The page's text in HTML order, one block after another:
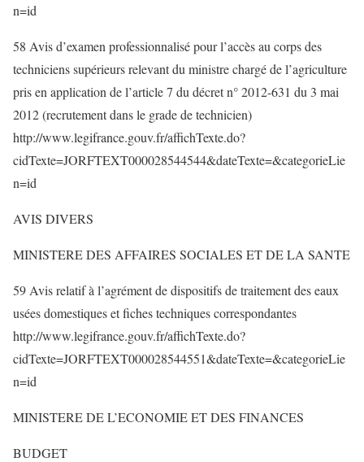
n=id
58 Avis d’examen professionnalisé pour l’accès au corps des
techniciens supérieurs relevant du ministre chargé de l’agriculture
pris en application de l’article 7 du décret n° 2012-631 du 3 mai
2012 (recrutement dans le grade de technicien)
http://www.legifrance.gouv.fr/affichTexte.do?
cidTexte=JORFTEXT000028544544&dateTexte=&categorieLie
n=id
AVIS DIVERS
MINISTERE DES AFFAIRES SOCIALES ET DE LA SANTE
59 Avis relatif à l’agrément de dispositifs de traitement des eaux
usées domestiques et fiches techniques correspondantes
http://www.legifrance.gouv.fr/affichTexte.do?
cidTexte=JORFTEXT000028544551&dateTexte=&categorieLie
n=id
MINISTERE DE L’ECONOMIE ET DES FINANCES
BUDGET